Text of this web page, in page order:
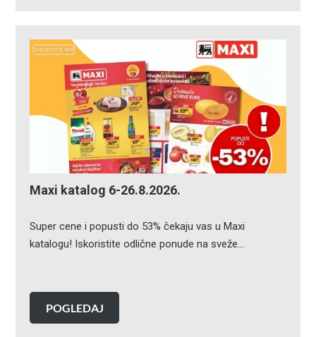
Maxi katalog 6-26.8.2026.
Super cene i popusti do 53% čekaju vas u Maxi
katalogu! Iskoristite odlične ponude na sveže…
POGLEDAJ